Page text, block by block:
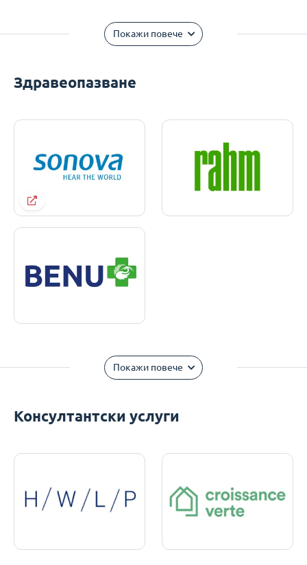
Покажи повече
Здравеопазване
Покажи повече
Консултантски услуги